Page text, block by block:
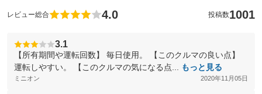
レビュー総合 4.0 投稿数1001
3.1
【所有期間や運転回数】 毎日使用。 【このクルマの良い点】
運転しやすい。 【このクルマの気になる点...
もっと見る
ミニオン 2020年11月05日